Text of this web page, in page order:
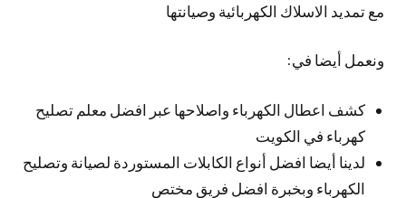
مع تمديد الاسلاك الكهربائية وصيانتها
ونعمل أيضا في:
كشف اعطال الكهرباء واصلاحها عبر افضل معلم تصليح
كهرباء في الكويت
لدينا أيضا افضل أنواع الكابلات المستوردة لصيانة وتصليح
الكهرباء وبخبرة افضل فريق مختص